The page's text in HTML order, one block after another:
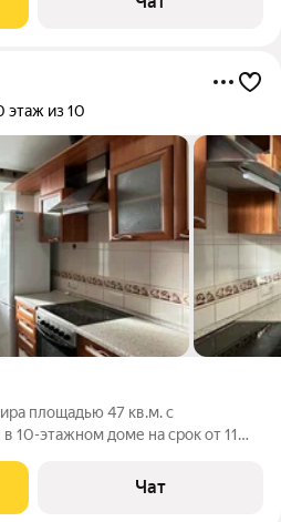
этаж из 10
площадью 47 кв.м. с
10-этажном доме на срок от 11
шкаф (размер 23060)
Чат